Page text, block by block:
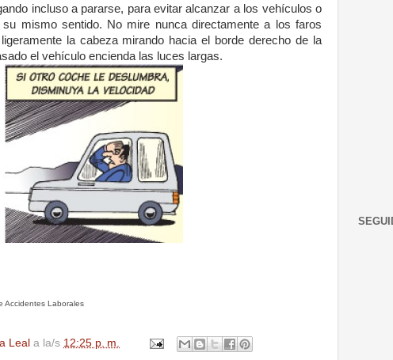
incluso a pararse, para evitar alcanzar a los vehículos o
su mismo sentido. No mire nuncadirectamente a los faros
ligeramente la cabeza mirando hacia el bordederecho de la
el vehículo encienda las luces largas.
Accidentes Laborales
Leal a la/s 12:25 p. m.